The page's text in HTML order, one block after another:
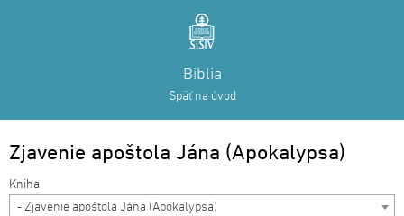
Biblia
Späť na úvod
Zjavenie apoštola Jána (Apokalypsa)
- Zjavenie apoštola Jána (Apokalypsa)